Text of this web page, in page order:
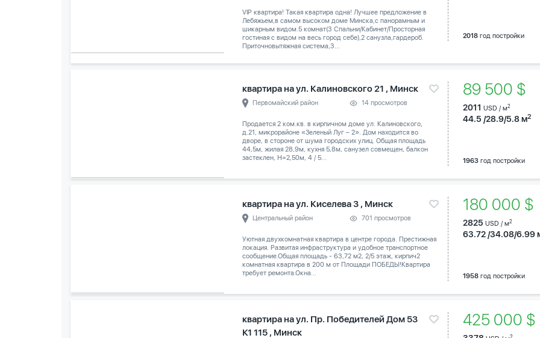
VIP квартира! Такая квартира одна! Лучшее предложение в
Лебяжьем,в самом высоком доме Минска,с панорамным и
шикарным видом.5 комнат(3 Спальни/Кабинет/Просторная
гостиная с видом на весь город себе),2 санузла,гардероб.
Приточновытяжная система,3...
2018год постройки
квартира на ул. Калиновского 21 , Минск
Первомайский район 14 просмотров
Продается 2 ком.кв. в кирпичном доме ул. Калиновского,
д.21, микрорайоне «Зеленый Луг – 2». Дом находится во
дворе, в стороне от шума городских улиц. Общая площадь
44,5м, жилая 28,9м, кухня 5,8м, санузел совмещен, балкон
застеклен, Н=2,50м, 4 / 5...
89 500 $
2011 USD / м2
44.5 /28.9/5.8 м2
1963год постройки
квартира на ул. Киселева 3 , Минск
Центральный район 701 просмотров
Уютная двухкомнатная квартира в центре города. Престижная
локация. Развитая инфраструктура и удобное транспортное
сообщение.Общая площадь - 63,72 м2, 2/5 этаж, кирпич2
комнатная квартира в 200 м от Площади ПОБЕДЫ!Квартира
требует ремонта.Окна...
180 000 $
2825 USD / м2
63.72 /34.08/6.99
1958год постройки
квартира на ул. Пр. Победителей Дом 53
К1 115 , Минск
425 000